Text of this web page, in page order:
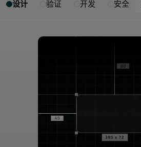
设计 验证 开发 安全